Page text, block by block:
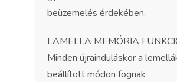
beüzemelés érdekében.
LAMELLA MEMÓRIA
Minden újrainduláskor a
beállított módon fognak